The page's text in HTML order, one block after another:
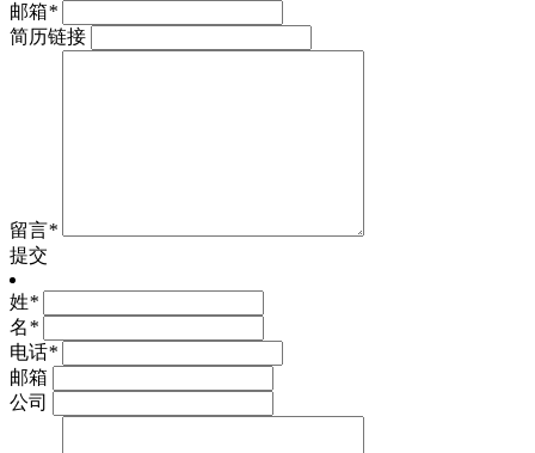
邮箱*
简历链接
留言*
提交
姓*
名*
电话*
邮箱
公司